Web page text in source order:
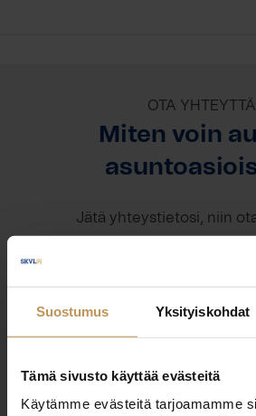
Suostumus Yksityiskohdat
Tämä sivusto käyttää evästeitä
Käytämme evästeitä tarjoamamme
OTA YHTEYTTÄ
Miten voin
Jätä yhteystietosi, niin
Riikka Hämäläinen